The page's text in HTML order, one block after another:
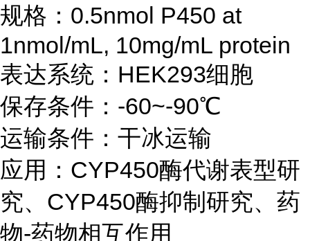
规格：0.5nmol P450 at
1nmol/mL, 10mg/mL protein
表达系统：HEK293细胞
保存条件：-60~-90℃
运输条件：干冰运输
应用：CYP450酶代谢表型研
究、CYP450酶抑制研究、药
物-药物相互作用